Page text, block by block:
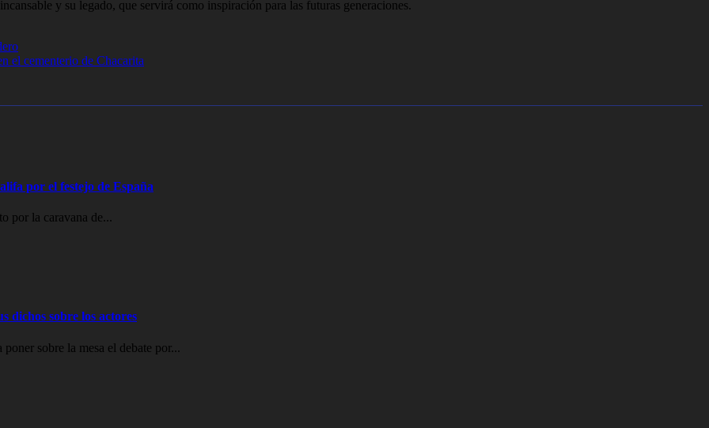
y su legado, que servirá como inspiración para las futuras generaciones.
el cementerio de Chacarita
por el festejo de España
por la caravana de...
dichos sobre los actores
sobre la mesa el debate por...